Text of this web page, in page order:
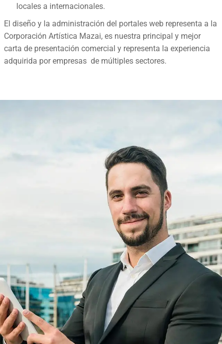
locales a internacionales.
El diseño y la administración del portales web representa a la
Corporación Artística Mazai, es nuestra principal y mejor
carta de presentación comercial y representa la experiencia
adquirida por empresas de múltiples sectores.